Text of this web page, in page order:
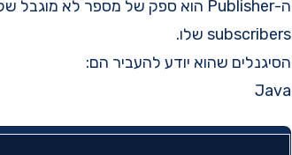
subscribers שלו.
הסיגנלים שהוא יודע להעביר הם:
Java